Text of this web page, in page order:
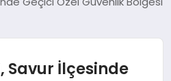
Savur İlçesinde